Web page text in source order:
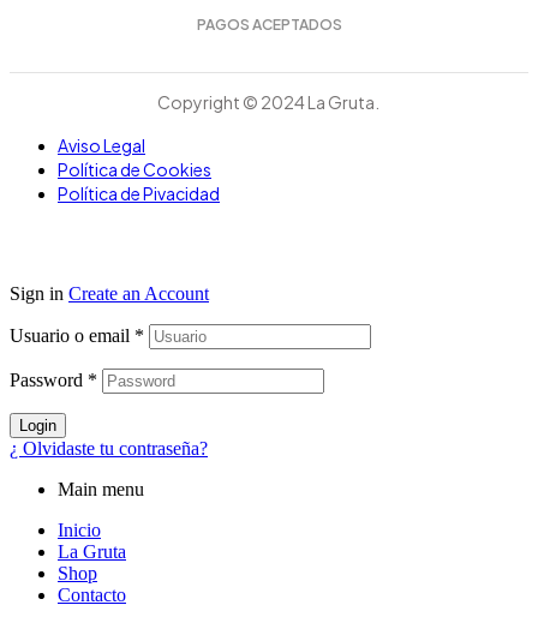
PAGOS ACEPTADOS
Copyright © 2024 La Gruta.
Aviso Legal
Política de Cookies
Política de Pivacidad
Sign in Create an Account
Usuario o email *
Password *
Login
¿ Olvidaste tu contraseña?
Main menu
Inicio
La Gruta
Shop
Contacto